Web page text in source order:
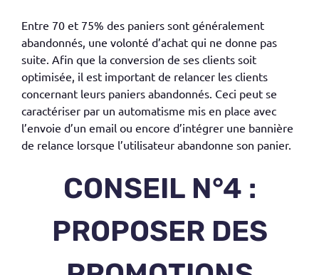
Entre 70 et 75% des paniers sont généralement
abandonnés, une volonté d’achat qui ne donne pas
suite. Afin que la conversion de ses clients soit
optimisée, il est important de relancer les clients
concernant leurs paniers abandonnés. Ceci peut se
caractériser par un automatisme mis en place avec
l’envoie d’un email ou encore d’intégrer une bannière
de relance lorsque l’utilisateur abandonne son panier.
CONSEIL N°4 :
PROPOSER DES